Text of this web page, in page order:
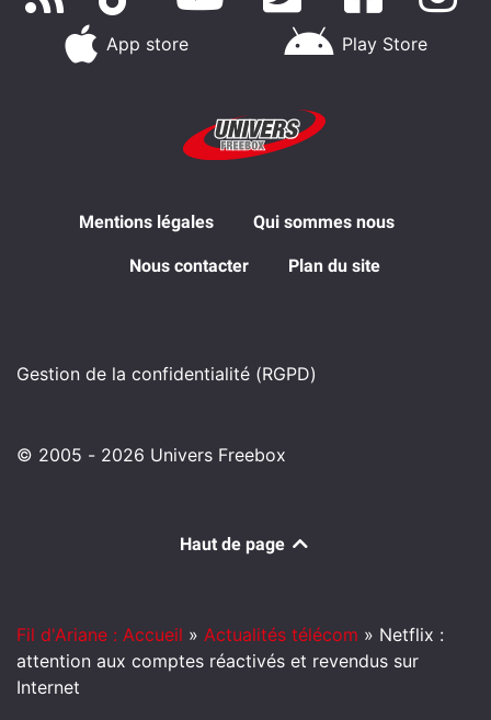
App store Play Store
Mentions légales Qui sommes nous
Nous contacter Plan du site
Gestion de la confidentialité (RGPD)
© 2005 - 2026 Univers Freebox
Haut de page
Fil d'Ariane : Accueil » Actualités télécom » Netflix :
attention aux comptes réactivés et revendus sur
Internet